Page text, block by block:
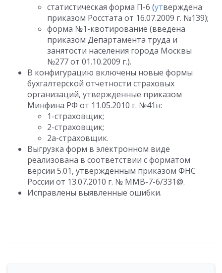
статистическая форма П-6 (утверждена
приказом Росстата от 16.07.2009 г. №139);
форма №1-квотирование (введена
приказом Департамента труда и
занятости населения города Москвы
№277 от 01.10.2009 г.).
В конфигурацию включены новые формы
бухгалтерской отчетности страховых
организаций, утвержденные приказом
Минфина РФ от 11.05.2010 г. №41н:
1-страховщик;
2-страховщик;
2а-страховщик.
Выгрузка форм в электронном виде
реализована в соответствии с форматом
версии 5.01, утвержденным приказом ФНС
России от 13.07.2010 г. № ММВ-7-6/331@.
Исправлены выявленные ошибки.